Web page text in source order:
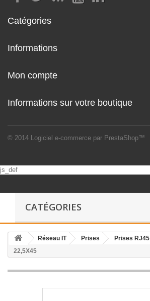
Catégories
Informations
© 2014 Logiciel e-commerce par PrestaShop™
Mon compte
Informations sur votre boutique
js_def
CATÉGORIES
Réseau IT Prises Prises RJ45
22,5X45